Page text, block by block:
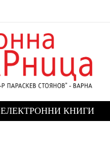
ЕЛЕКТРОННИ КНИГИ